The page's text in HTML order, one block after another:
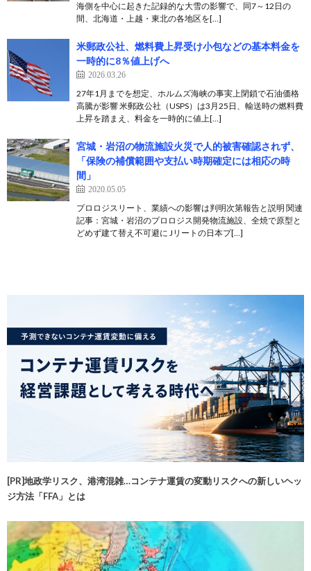
海側を中心に起きた記録的な大雪の影響で、同7～12日の
間、北海道・上越・東北の各地区を[…]
米郵政公社、燃料費上昇受け小包などの基本料金を
一時的に8％値上げへ
2026.03.26
27年1月までを想定、ホルムズ海峡の事実上閉鎖で石油価格
高騰が影響 米郵政公社（USPS）は3月25日、輸送時の燃料費
上昇を踏まえ、料金を一時的に値上[…]
宮城・岩沼の物流施設火災で人的被害確認されず、
「保険の補償範囲や支払い時期確定には相応の時
間」
2020.05.05
プロロジスリート、業績への影響は判明次第報告と説明 関連
記事：宮城・岩沼のプロロジス開発物流施設、全焼で原型と
どめず建て替え不可避に Jリートの日本プ[…]
[PR]地政学リスク、港湾混雑…コンテナ運賃の変動リスクへの新しいヘッ
ジ方法「FFA」とは